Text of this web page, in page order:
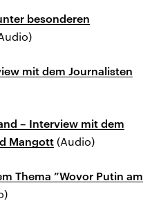
besonderen
mit dem Journalisten
– Interview mit dem
Mangott (Audio)
Thema ”Wovor Putin am